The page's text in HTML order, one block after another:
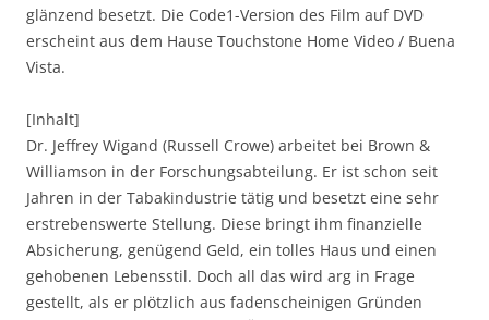
glänzend besetzt. Die Code1-Version des Film auf DVD
erscheint aus dem Hause Touchstone Home Video / Buena
Vista.
[Inhalt]
Dr. Jeffrey Wigand (Russell Crowe) arbeitet bei Brown &
Williamson in der Forschungsabteilung. Er ist schon seit
Jahren in der Tabakindustrie tätig und besetzt eine sehr
erstrebenswerte Stellung. Diese bringt ihm finanzielle
Absicherung, genügend Geld, ein tolles Haus und einen
gehobenen Lebensstil. Doch all das wird arg in Frage
gestellt, als er plötzlich aus fadenscheinigen Gründen